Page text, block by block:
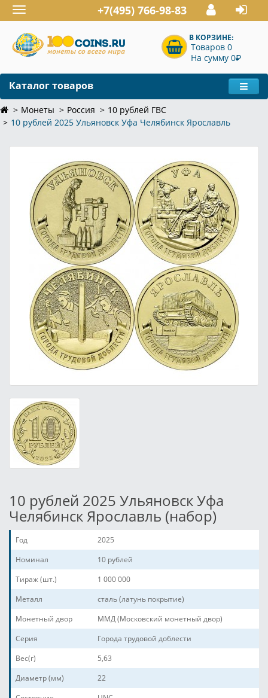
Toggle
navigation
+7(495) 766-98-83
В КОРЗИНЕ:
Товаров 0
На сумму 0P
Каталог товаров
Монеты Россия
10 рублей ГВС
10 рублей 2025 Ульяновск Уфа Челябинск Ярославль
10 рублей 2025 Ульяновск Уфа
Челябинск Ярославль (набор)
Год
2025
Номинал
10 рублей
Тираж (шт.)
1 000 000
Металл
сталь (латунь покрытие)
Монетный двор
ММД (Московский монетный двор)
Серия
Города трудовой доблести
Вес(г)
5,63
Диаметр (мм)
22